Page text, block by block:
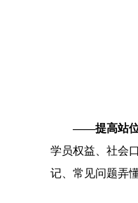
——提高站位
学员权益、社会
记、常见问题弄